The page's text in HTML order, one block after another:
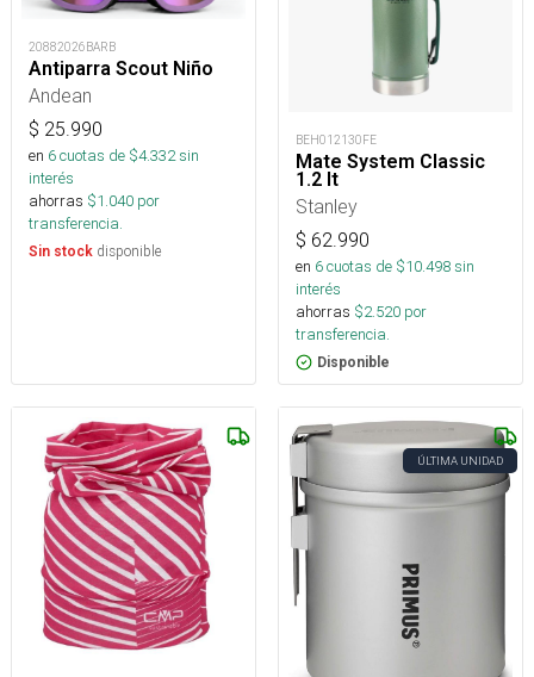
20882026BARB
Antiparra Scout Niño
Andean
$ 25.990
en 6cuotas de $4.332sin
interés
ahorras $1.040 por
transferencia.
Sin stock disponible
BEH012130FE
Mate System Classic
1.2 lt
Stanley
$ 62.990
en 6cuotas de $10.498sin
interés
ahorras $2.520 por
transferencia.
Disponible
ÚLTIMA UNIDAD